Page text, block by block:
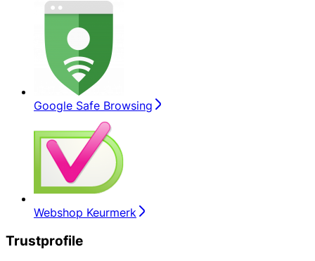
Google Safe Browsing
Webshop Keurmerk
Trustprofile